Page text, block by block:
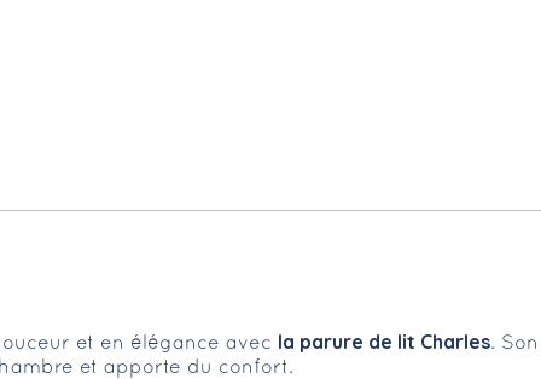
et en élégance avec la parure de lit Charles.
et apporte du confort.